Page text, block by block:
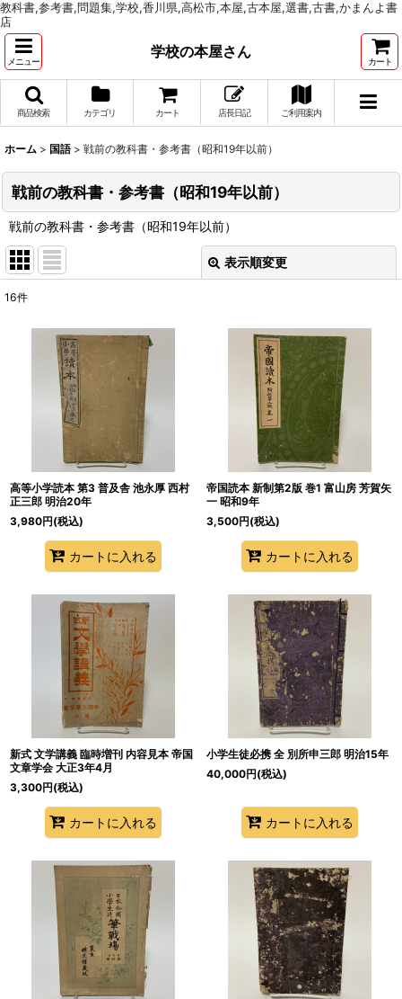
教科書,参考書,問題集,学校,香川県,高松市,本屋,古本屋,選書,古書,かまんよ書
店
メニュー
学校の本屋さん
カート
商品検索 カテゴリ カート 店長日記 ご利用案内
ホーム > 国語 > 戦前の教科書・参考書（昭和19年以前）
戦前の教科書・参考書（昭和19年以前）
戦前の教科書・参考書（昭和19年以前）
表示順変更
:
16件
高等小学読本 第3 普及舎 池永厚 西村
正三郎 明治20年
3,980円(税込)
カートに入れる
帝国読本 新制第2版 巻1 富山房 芳賀矢
一 昭和9年
3,500円(税込)
カートに入れる
新式 文学講義 臨時増刊 内容見本 帝国
文章学会 大正3年4月
3,300円(税込)
カートに入れる
小学生徒必携 全 別所申三郎 明治15年
40,000円(税込)
カートに入れる